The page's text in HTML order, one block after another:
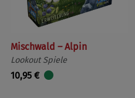
Mischwald – Alpin
Lookout Spiele
10,95 €